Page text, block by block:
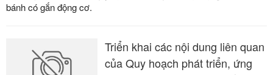
bánh có gắn động cơ.
Triển khai các nội dung liên quan
của Quy hoạch phát triển, ứng